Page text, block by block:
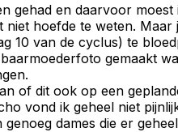
gehad en daarvoor
hoefde te weten.
10 van de cyclus) te
gemaakt
of dit ook op een
vond ik geheel niet
dames die er